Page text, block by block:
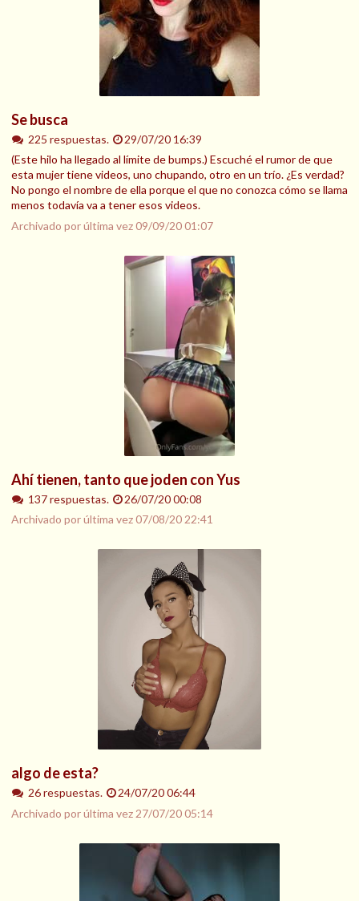
Se busca
225 respuestas.
29/07/20 16:39
(Este hilo ha llegado al límite de bumps.) Escuché el rumor de que
esta mujer tiene videos, uno chupando, otro en un trío. ¿Es verdad?
No pongo el nombre de ella porque el que no conozca cómo se llama
menos todavía va a tener esos videos.
Archivado por última vez09/09/20 01:07
Ahí tienen, tanto que joden con Yus
137 respuestas.
26/07/20 00:08
Archivado por última vez07/08/20 22:41
algo de esta?
26 respuestas.
24/07/20 06:44
Archivado por última vez 27/07/20 05:14